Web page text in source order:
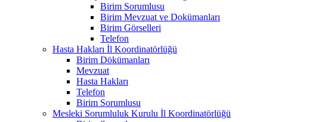
Birim Sorumlusu
Birim Mevzuat ve Dokümanları
Birim Görselleri
Telefon
Hasta Hakları İl Koordinatörlüğü
Birim Dökümanları
Mevzuat
Hasta Hakları
Telefon
Birim Sorumlusu
Mesleki Sorumluluk Kurulu İl Koordinatörlüğü